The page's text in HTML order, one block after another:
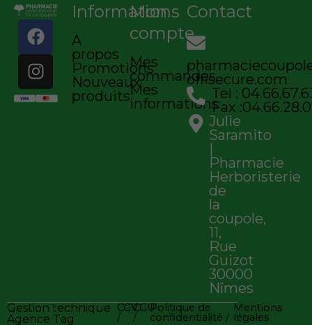
F
a
c
e
b
I
n
s
t
a
Informations
A
propos
Promotions
Nouveaux
produits
Mon
compte
Mes
commandes
Mes
informations
Contact
offisecure.com
Tel :
Fax
Julie
Saramito
|
Pharmacie
Herboristerie
de
la
coupole,
11,
Rue
Guizot
30000
Nîmes
Gestion technique
Agence Tag
Mentions
légales
Politique de
confidentialité /
CGU
/
CGV
/